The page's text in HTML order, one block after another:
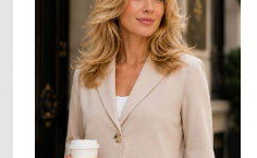
alternativen
kan väljas på
produktsidan